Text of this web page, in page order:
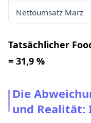
Nettoumsatz März
Tatsächlicher
= 31,9 %
Die
und Realität: